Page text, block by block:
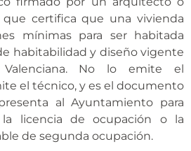
certifica que una vivienda
mínimas para ser habitada
habitabilidad y diseño vigente
No lo emite el
el técnico, y es el documento
al Ayuntamiento para
licencia de ocupación o la
de segunda ocupación.